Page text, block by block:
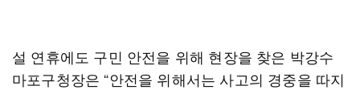
설 연휴에도 구민 안전을 위해 현장을 찾은 박강수
마포구청장은 “안전을 위해서는 사고의 경중을 따지